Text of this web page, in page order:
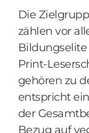
Die
zählen vor
Print-
gehören zu
entspricht
der
Bezug auf